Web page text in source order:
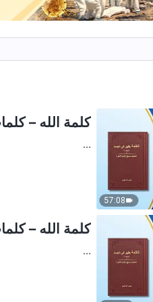
57:08
كلمة الله –
...
كلمة الله –
...